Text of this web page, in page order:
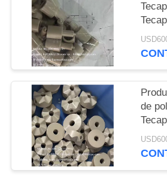
PRIVACY
POLICY
de